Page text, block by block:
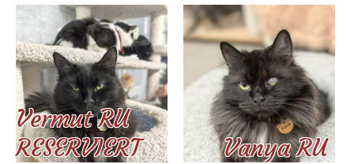
Vermut RU
RESERVIERT
Vanya RU